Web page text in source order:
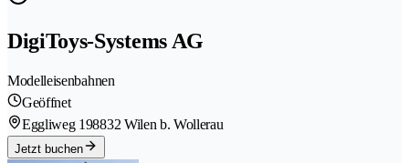
DigiToys-Systems AG
Modelleisenbahnen
Geöffnet
Eggliweg 198832 Wilen b. Wollerau
Jetzt buchen